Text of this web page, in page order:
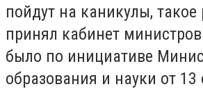
пойдут на каникулы,
принял кабинет
было по инициативе
образования и науки от 13